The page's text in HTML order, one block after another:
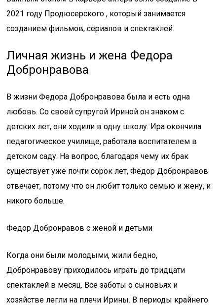
2021 году Продюсерского , который занимается
созданием фильмов, сериалов и спектаклей.
Личная жизнь и жена Федора
Добронравова
В жизни Федора Добронравова была и есть одна
любовь. Со своей супругой Ириной он знаком с
детских лет, они ходили в одну школу. Ира окончила
педагогическое училище, работала воспитателем в
детском саду. На вопрос, благодаря чему их брак
существует уже почти сорок лет, Федор Добронравов
отвечает, потому что он любит только семью и жену, и
никого больше.
Федор Добронравов с женой и детьми
Когда они были молодыми, жили бедно,
Добронравову приходилось играть до тридцати
спектаклей в месяц. Все заботы о сыновьях и
хозяйстве легли на плечи Ирины. В периоды крайнего